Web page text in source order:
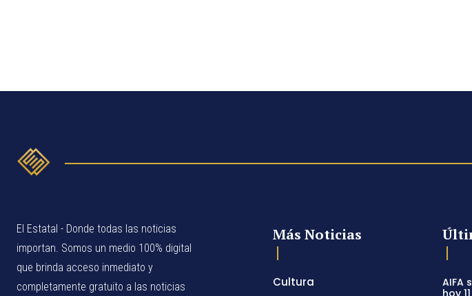
El Estatal - Donde todas las noticias
importan. Somos un medio 100% digital
que brinda acceso inmediato y
completamente gratuito a las noticias
Más Noticias
Cultura
AIFA